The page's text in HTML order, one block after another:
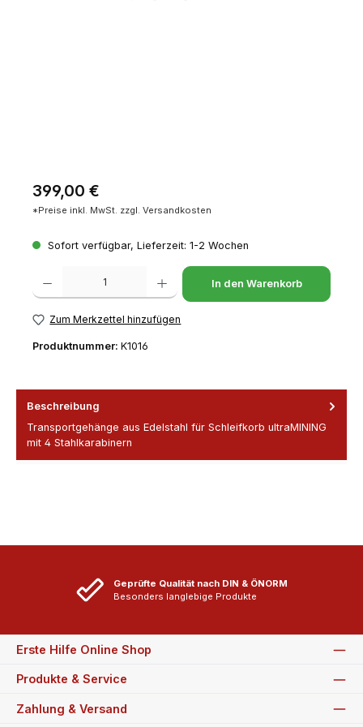
Regulärer Preis:
399,00 €
*Preise inkl. MwSt. zzgl. Versandkosten
Sofort verfügbar, Lieferzeit: 1-2 Wochen
Produkt Anzahl: Gib den gewünschten Wert ein oder benutze die
In den Warenkorb
Zum Merkzettel hinzufügen
Produktnummer: K1016
Beschreibung
Transportgehänge aus Edelstahl für Schleifkorb ultraMINING
mit 4 Stahlkarabinern
Geprüfte Qualität nach DIN & ÖNORM
Besonders langlebige Produkte
Erste Hilfe Online Shop
Produkte & Service
Zahlung & Versand